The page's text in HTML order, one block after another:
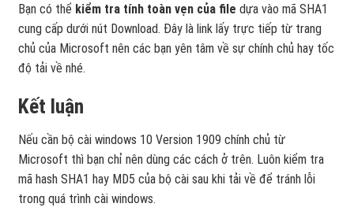
Bạn có thể kiểm tra tính toàn vẹn của file dựa vào mã SHA1
cung cấp dưới nút Download. Đây là link lấy trực tiếp từ trang
chủ của Microsoft nên các bạn yên tâm về sự chính chủ hay tốc
độ tải về nhé.
Kết luận
Nếu cần bộ cài windows 10 Version 1909 chính chủ từ
Microsoft thì bạn chỉ nên dùng các cách ở trên. Luôn kiểm tra
mã hash SHA1 hay MD5 của bộ cài sau khi tải về để tránh lỗi
trong quá trình cài windows.